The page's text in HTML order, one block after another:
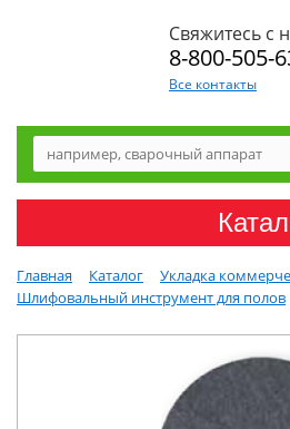
Свяжитесь с
8-800-505-
Все контакты
Главная Каталог
Укладка
Шлифовальный инструмент для полов